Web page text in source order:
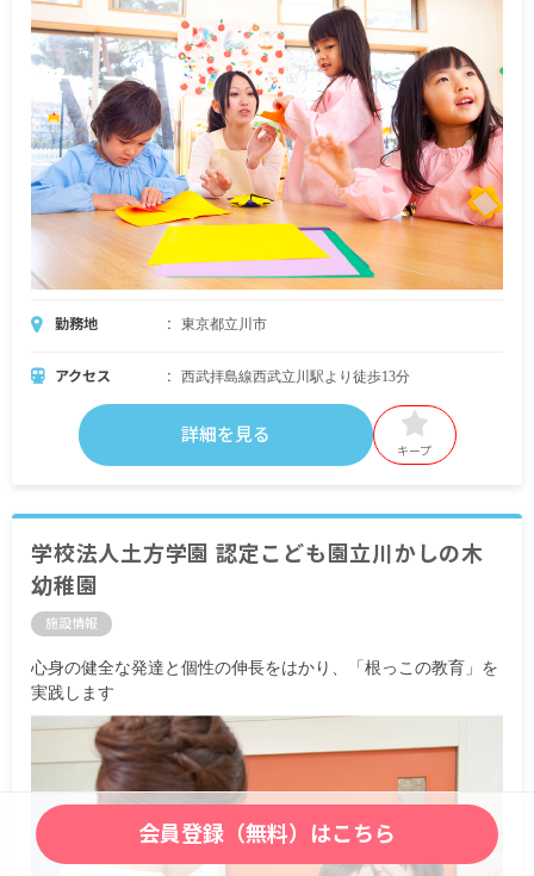
勤務地 東京都立川市
アクセス 西武拝島線西武立川駅より徒歩13分
詳細を見る
キープ
学校法人土方学園 認定こども園立川かしの木
幼稚園
施設情報
心身の健全な発達と個性の伸長をはかり、「根っこの教育」を
実践します
会員登録（無料）はこちら